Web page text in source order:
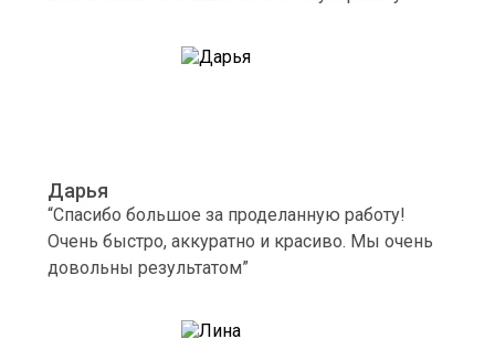
Дарья
“Спасибо большое за проделанную работу!
Очень быстро, аккуратно и красиво. Мы очень
довольны результатом”